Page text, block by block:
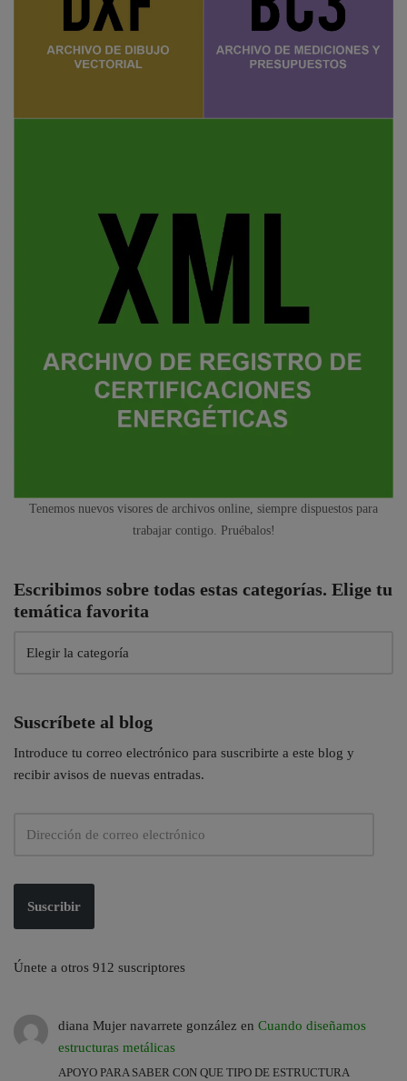
Tenemos nuevos visores de archivos online, siempre dispuestos para
trabajar contigo. Pruébalos!
Escribimos sobre todas estas categorías. Elige tu
temática favorita
Suscríbete al blog
Introduce tu correo electrónico para suscribirte a este blog y
recibir avisos de nuevas entradas.
Suscribir
Únete a otros 912 suscriptores
diana Mujer navarrete gonzález en Cuando diseñamos
estructuras metálicas
APOYO PARA SABER CON QUE TIPO DE ESTRUCTURA